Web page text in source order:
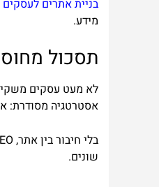
בניית אתרים
מידע.
תסכול
לא מעט עסקים
אסטרטגיה מסודרת:
שונים.